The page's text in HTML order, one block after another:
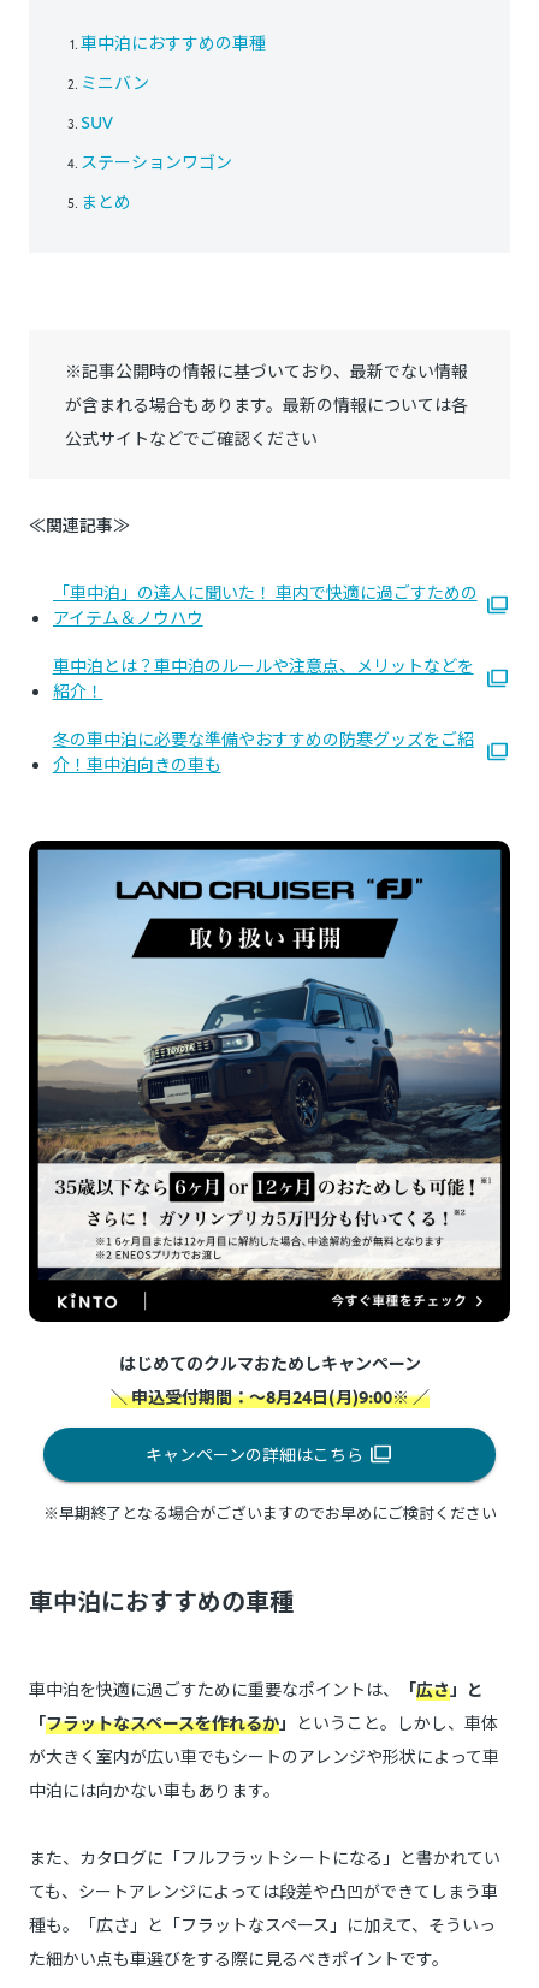
車中泊におすすめの車種
ミニバン
SUV
ステーションワゴン
まとめ
※記事公開時の情報に基づいており、最新でない情報
が含まれる場合もあります。最新の情報については各
公式サイトなどでご確認ください
≪関連記事≫
「車中泊」の達人に聞いた！ 車内で快適に過ごすための
アイテム＆ノウハウ
車中泊とは？車中泊のルールや注意点、メリットなどを
紹介！
冬の車中泊に必要な準備やおすすめの防寒グッズをご紹
介！車中泊向きの車も
はじめてのクルマおためしキャンペーン
＼ 申込受付期間：～8月24日(月)9:00※ ／
キャンペーンの詳細はこちら
※早期終了となる場合がございますのでお早めにご検討ください
車中泊におすすめの車種
車中泊を快適に過ごすために重要なポイントは、 「広さ」と
「フラットなスペースを作れるか」 ということ。しかし、車体
が大きく室内が広い車でもシートのアレンジや形状によって車
中泊には向かない車もあります。
また、カタログに「フルフラットシートになる」と書かれてい
ても、シートアレンジによっては段差や凸凹ができてしまう車
種も。「広さ」と「フラットなスペース」に加えて、そういっ
た細かい点も車選びをする際に見るべきポイントです。